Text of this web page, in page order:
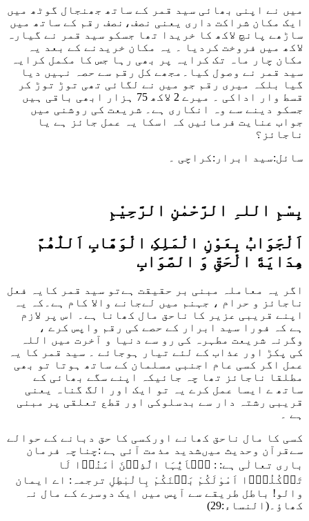
میں نے اپنی بھائی سید قمر کے ساتھ جھنجال گوٹھ میں
ایک مکان شراکت داری یعنی نصف،نصف رقم کے ساتھ میں
ساڑھے پانچ لاکھ کا خریدا تھا جسکو سید قمر نے گیارہ
لاکھ میں فروخت کردیا ۔ یہ مکان خریدنے کے بعد یہ
مکان چار ماہ تک کرایہ پر بھی رہا جس کا مکمل کرایہ
سید قمر نے وصول کیا۔مجھے کل رقم سے حصہ نہیں دیا
گیا بلکہ میری رقم جو میں نے لگائی تھی توڑ توڑ کر
قسط وار اداکی ۔ میرے 2 لاکھ 75 ہزار ابھی باقی ہیں
جسکو دینے سے وہ انکاری ہے۔ شریعت کی روشنی میں
جواب عنایت فرمائیں کہ اسکا یہ عمل جائز ہے یا
ناجائز؟
سائل:سید ابرار:کراچی ۔
بِسْمِ اللہِ الرَّحْمٰنِ الرَّحِيْمِ
اَلْجَوَابُ بِعَوْنِ الْمَلِکِ الْوَھَّابِ اَللّٰھُمَّ
ھِدَايَةَ الْحَقِّ وَ الصَّوَابِ
اگر یہ معاملہ مبنی بر حقیقت ہےتو سید قمر کایہ فعل
ناجائز و حرام ، جہنم میں لےجانے والا کام ہے۔کہ یہ
اپنے قریبی عزیر کا ناحق مال کھانا ہے۔ اس پر لازم
ہے کہ فورا سید ابرار کے حصے کی رقم واپس کرے ،
وگرنہ شریعت مطہرہ کی رو سے دنیا و آخرت میں اللہ
کی پکڑ اور عذاب کے لئے تیار ہوجائے ۔ سید قمر کا یہ
عمل اگر کسی عام اجنبی مسلمان کے ساتھ ہوتا تو بھی
مطلقا ناجائز تھا چہ جائیکہ اپنے سگے بھائی کے
ساتھ ے ایسا عمل کرے یہ تو ایک اور الگ گناہ یعنی
قریبی رشتہ دار سے بدسلوکی اور قطع تعلقی پر مبنی
ہے ۔
کسی کا مال ناحق کھانے اورکسی کا حق دبانے کے حوالے
سےقرآن وحدیث میںشدید مذمت آئی ہے :چناچہ فرمان
باری تعالٰی ہے: : یٰۤاَیُّہَا الَّذِیۡنَ اٰمَنُوۡا لَا
تَاۡکُلُوۡۤا اَمْوٰلَکُمْ بَیۡنَکُمْ بِالْبٰطِلِ ترجمہ: اے ایمان
والو! باطل طریقے سے آپس میں ایک دوسرے کے مال نہ
کھاؤ۔(النساء:29)